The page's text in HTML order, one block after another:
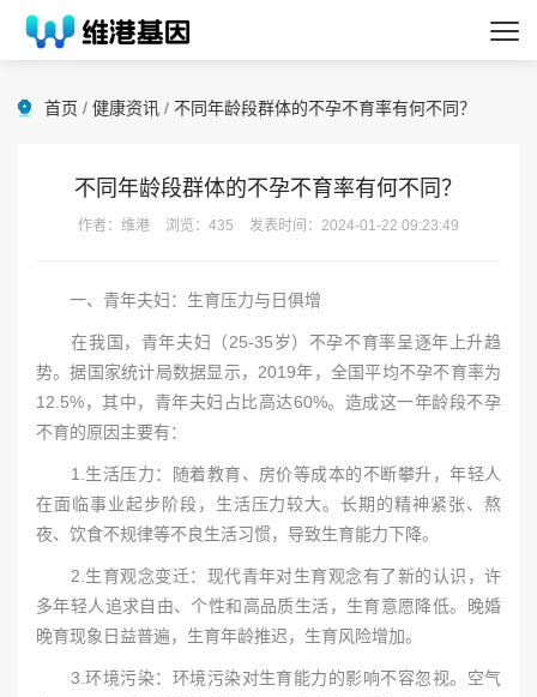
首页 / 健康资讯 / 不同年龄段群体的不孕不育率有何不同？
不同年龄段群体的不孕不育率有何不同？
作者：维港 浏览：435 发表时间：2024-01-22 09:23:49
一、青年夫妇：生育压力与日俱增
在我国，青年夫妇（25-35岁）不孕不育率呈逐年上升趋
势。据国家统计局数据显示，2019年，全国平均不孕不育率为
12.5%，其中，青年夫妇占比高达60%。造成这一年龄段不孕
不育的原因主要有：
1.生活压力：随着教育、房价等成本的不断攀升，年轻人
在面临事业起步阶段，生活压力较大。长期的精神紧张、熬
夜、饮食不规律等不良生活习惯，导致生育能力下降。
2.生育观念变迁：现代青年对生育观念有了新的认识，许
多年轻人追求自由、个性和高品质生活，生育意愿降低。晚婚
晚育现象日益普遍，生育年龄推迟，生育风险增加。
3.环境污染：环境污染对生育能力的影响不容忽视。空气